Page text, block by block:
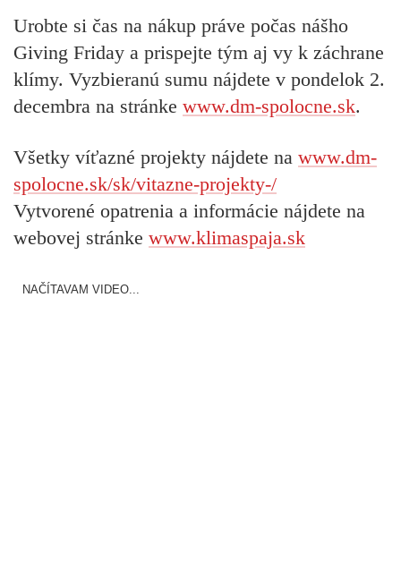
Urobte si čas na nákup práve počas nášho
Giving Friday a prispejte tým aj vy k záchrane
klímy. Vyzbieranú sumu nájdete v pondelok 2.
decembra na stránke www.dm-spolocne.sk.
Všetky víťazné projekty nájdete na www.dm-
spolocne.sk/sk/vitazne-projekty-/
Vytvorené opatrenia a informácie nájdete na
webovej stránke www.klimaspaja.sk
NAČÍTAVAM VIDEO...